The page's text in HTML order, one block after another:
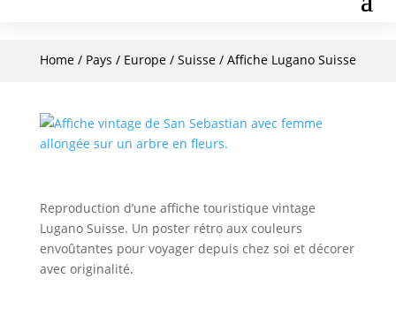
Home/ Pays / Europe/ Suisse/ Affiche Lugano Suisse
Reproduction d’une affiche touristique vintage
Lugano Suisse. Un poster rétro aux couleurs
envoûtantes pour voyager depuis chez soi et décorer
avec originalité.